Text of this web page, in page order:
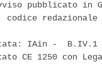
pubblicato in
redazionale
IAin -
CE 1250 con